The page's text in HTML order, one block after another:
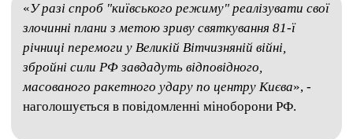
«У разі спроб "київського режиму" реалізувати свої
злочинні плани з метою зриву святкування 81-ї
річниці перемоги у Великій Вітчизняній війні,
збройні сили РФ завдадуть відповідного,
масованого ракетного удару по центру Києва», -
наголошується в повідомленні міноборони РФ.